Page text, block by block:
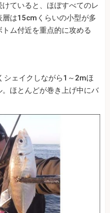
ていると、ほぼすべてのレ
は15cmくらいの小型が多
ム付近を重点的に攻める
シェイクしながら1～2mほ
ほとんどが巻き上げ中にバ